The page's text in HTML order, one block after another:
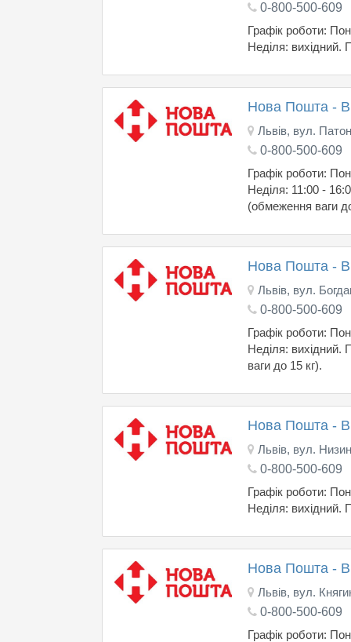
0-800-500-609
Графік роботи:
Неділя: вихідний.
Нова Пошта -
Львів, вул.
0-800-500-609
Графік роботи:
Неділя: 11:00 -
(обмеження ваги
Нова Пошта -
Львів, вул.
0-800-500-609
Графік роботи:
Неділя:
ваги до 15 кг).
Нова Пошта -
Львів, вул.
0-800-500-609
Графік роботи:
Неділя: вихідний.
Нова Пошта -
Львів, вул.
0-800-500-609
Графік роботи: